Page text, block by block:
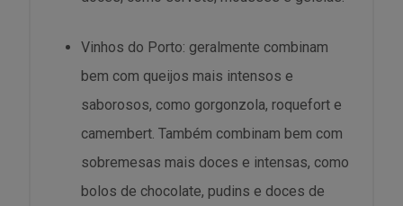
Vinhos do Porto: geralmente combinam
bem com queijos mais intensos e
saborosos, como gorgonzola, roquefort e
camembert. Também combinam bem com
sobremesas mais doces e intensas, como
bolos de chocolate, pudins e doces de